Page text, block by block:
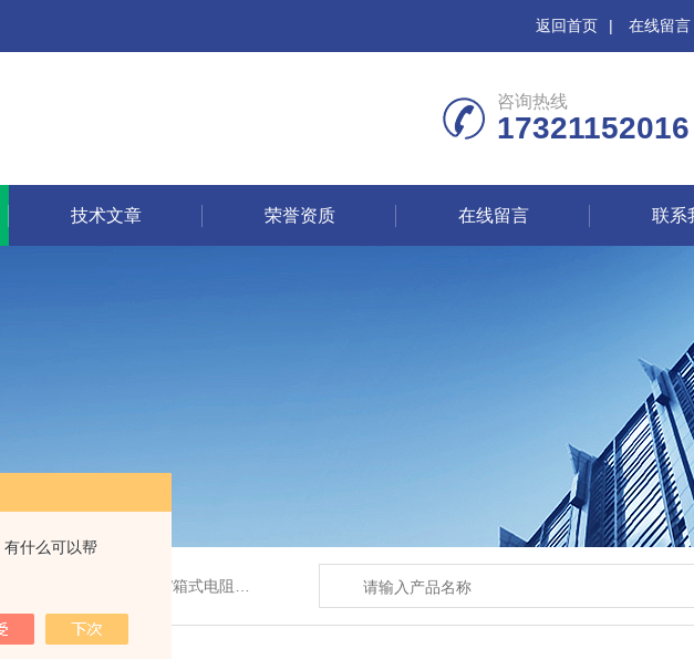
什么可以帮
返回首页 | 在线留言
咨询热线
17321152016
技术文章 荣誉资质 在线留言 联系
炉/管式炉/气氛炉/试验箱/摇床/振荡器/水槽/水浴锅等